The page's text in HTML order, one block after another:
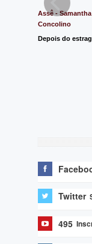
Assê - Samantha
Concolino
Depois do
Twitter
495